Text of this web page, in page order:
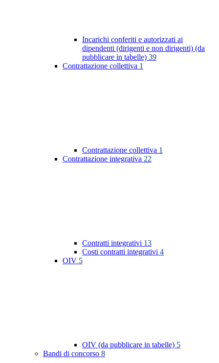
Incarichi conferiti e autorizzati ai
dipendenti (dirigenti e non dirigenti) (da
pubblicare in tabelle) 39
Contrattazione collettiva 1
Contrattazione collettiva 1
Contrattazione integrativa 22
Contratti integrativi 13
Costi contratti integrativi 4
OIV 5
OIV (da pubblicare in tabelle) 5
Bandi di concorso 8